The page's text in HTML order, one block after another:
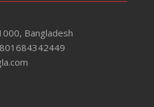
Bangladesh